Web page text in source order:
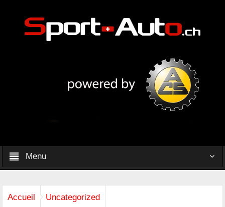
Menu
Accueil Uncategorized